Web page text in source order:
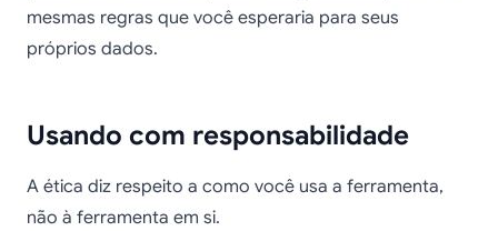
mesmas regras que você esperaria para seus
próprios dados.
Usando com responsabilidade
A ética diz respeito a como você usa a ferramenta,
não à ferramenta em si.